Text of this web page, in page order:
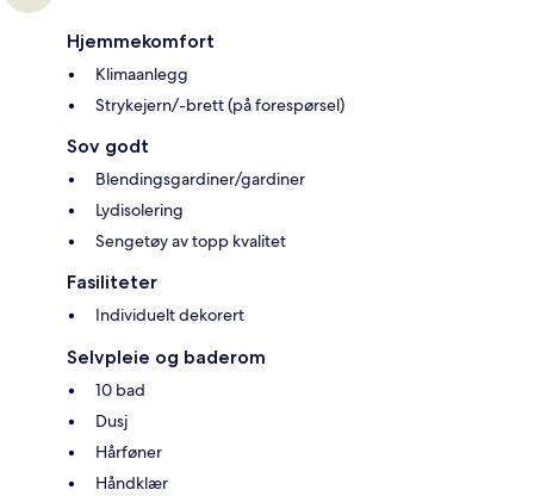
Hjemmekomfort
Klimaanlegg
Strykejern/-brett (på forespørsel)
Sov godt
Blendingsgardiner/gardiner
Lydisolering
Sengetøy av topp kvalitet
Fasiliteter
Individuelt dekorert
Selvpleie og baderom
10 bad
Dusj
Hårføner
Håndklær